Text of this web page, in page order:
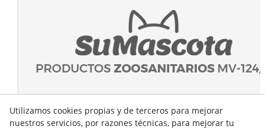
Utilizamos cookies propias y de terceros para mejorar
nuestros servicios, por razones técnicas, para mejorar tu